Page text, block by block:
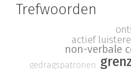
Trefwoorden
non-verbale
gedragspatronen
actief